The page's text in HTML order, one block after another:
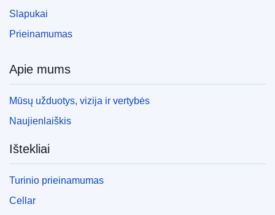
Slapukai
Prieinamumas
Apie mums
Mūsų užduotys, vizija ir vertybės
Naujienlaiškis
Ištekliai
Turinio prieinamumas
Cellar